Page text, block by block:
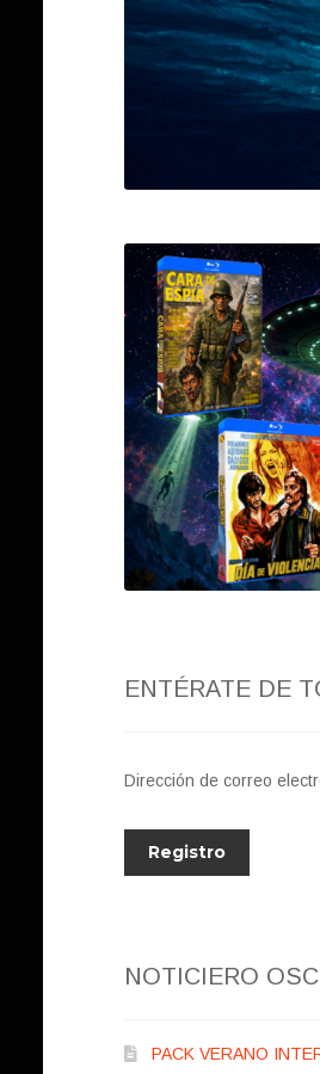
ENTÉRATE DE
Dirección de correo
NOTICIERO
PACK VERANO